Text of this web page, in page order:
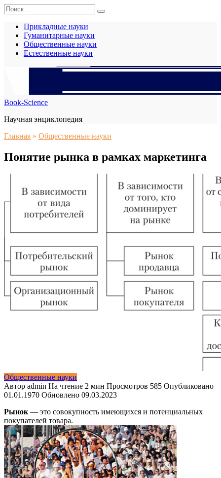
Перейти
к
содержанию
Search
for:
Прикладные науки
Гуманитарные науки
Общественные науки
Естественные науки
Book-Science
Научная энциклопедия
Главная » Общественные науки
Понятие рынка в рамках маркетинга
Общественные науки
Автор admin На чтение 2 мин Просмотров 585 Опубликовано
01.01.1970 Обновлено 09.03.2023
Рынок — это совокупность имеющихся и потенциальных
покупателей товара.